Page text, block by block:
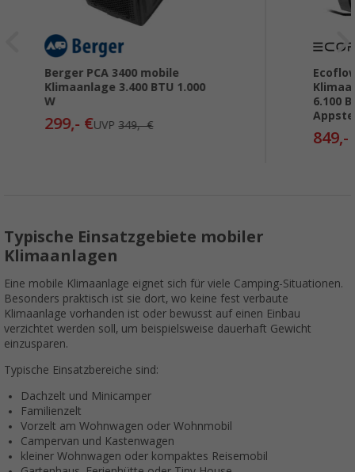
Berger PCA 3400 mobile
Klimaanlage 3.400 BTU 1.000
W
299,- €UVP349,- €
6.100
849,-
Typische Einsatzgebiete mobiler
Klimaanlagen
Eine mobile Klimaanlage eignet sich für viele Camping-Situationen.
Besonders praktisch ist sie dort, wo keine fest verbaute
Klimaanlage vorhanden ist oder bewusst auf einen Einbau
verzichtet werden soll, um beispielsweise dauerhaft Gewicht
einzusparen.
Typische Einsatzbereiche sind:
Dachzelt und Minicamper
Familienzelt
Vorzelt am Wohnwagen oder Wohnmobil
Campervan und Kastenwagen
kleiner Wohnwagen oder kompaktes Reisemobil